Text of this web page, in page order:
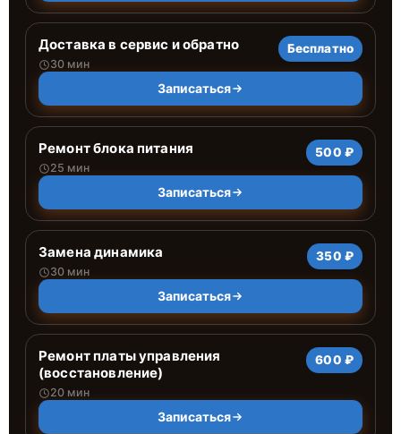
Доставка в сервис и обратно
30 мин
Бесплатно
Записаться
Ремонт блока питания
25 мин
500 ₽
Записаться
Замена динамика
30 мин
350 ₽
Записаться
Ремонт платы управления
(восстановление)
20 мин
600 ₽
Записаться